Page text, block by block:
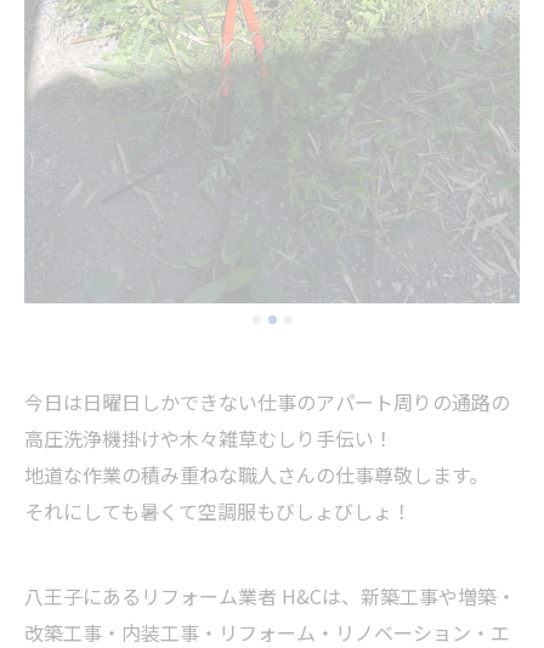
今日は日曜日しかできない仕事のアパート周りの通路の
高圧洗浄機掛けや木々雑草むしり手伝い！
地道な作業の積み重ねな職人さんの仕事尊敬します。
それにしても暑くて空調服もびしょびしょ！
八王子にあるリフォーム業者 H&Cは、新築工事や増築・
改築工事・内装工事・リフォーム・リノベーション・エ